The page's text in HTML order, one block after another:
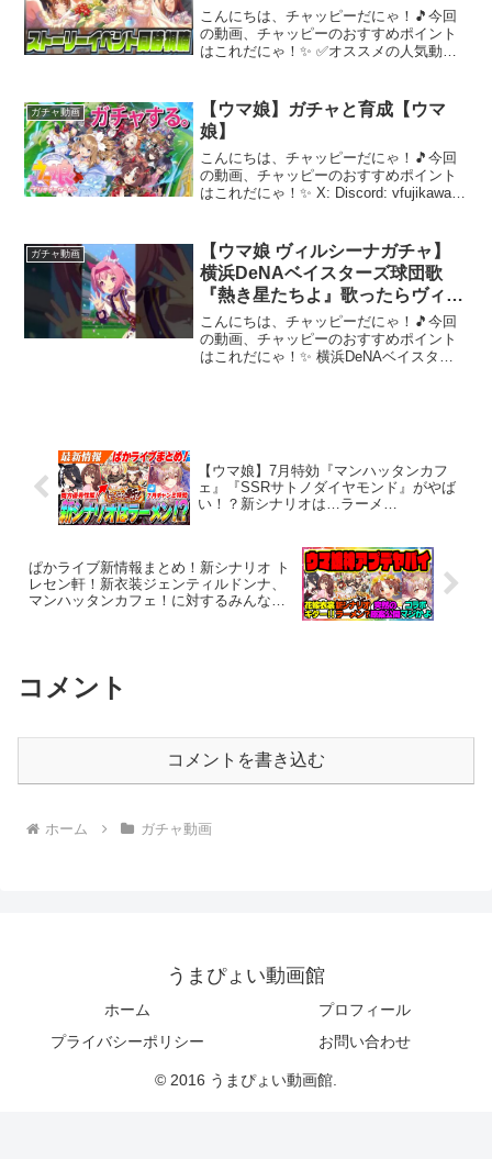
こんにちは、チャッピーだにゃ！🎵今回
の動画、チャッピーのおすすめポイント
はこれだにゃ！✨ ✅オススメの人気動画
イブ『GIRLS' LEGEND U』で致命傷を負
う感想...
ガチャ動画
【ウマ娘】ガチャと育成【ウマ
娘】
こんにちは、チャッピーだにゃ！🎵今回
の動画、チャッピーのおすすめポイント
はこれだにゃ！✨ X: Discord: vfujikawaマ
成 #ゲーム実況 #...
ガチャ動画
【ウマ娘 ヴィルシーナガチャ】
横浜DeNAベイスターズ球団歌
『熱き星たちよ』歌ったらヴィル
シーナが来た【切り抜き】
こんにちは、チャッピーだにゃ！🎵今回
の動画、チャッピーのおすすめポイント
はこれだにゃ！✨ 横浜DeNAベイスター
【ウマ娘】7月特効『マンハッタンカフ
ェ』『SSRサトノダイヤモンド』がやば
い！？新シナリオは…ラーメ
ぱかライブ新情報まとめ！新シナリオ ト
レセン軒！新衣装ジェンティルドンナ、
マンハッタンカフェ！に対するみんなの
コメント
コメントを書き込む
ホーム ガチャ動画
うまぴょい動画館
ホーム
プロフィール
プライバシーポリシー
お問い合わせ
© 2016 うまぴょい動画館.